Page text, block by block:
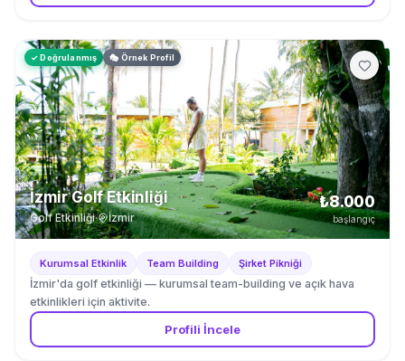
✓ Doğrulanmış 🎭 Örnek Profil
İzmir Golf Etkinliği
Golf Etkinliği· İzmir
₺8.000
başlangıç
Kurumsal Etkinlik Team Building Şirket Pikniği
İzmir'da golf etkinliği — kurumsal team-building ve açık hava
etkinlikleri için aktivite.
Profili İncele